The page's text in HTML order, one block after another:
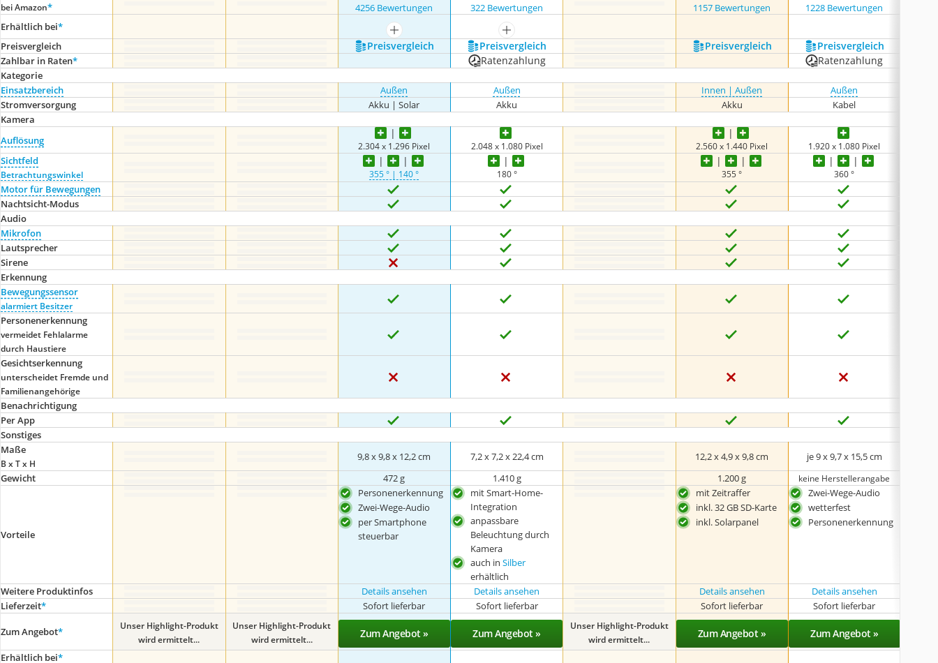
bei Amazon* 4256 Bewertungen 322 Bewertungen 1157 Bewertungen 1228 Bewertungen
Erhältlich bei*
mehr anzeigen
mehr anzeigen
Preis­vergleich
Preis­vergleich Preis­vergleich Preis­vergleich Preis­vergleich
Zahlbar in Raten* Ratenzahlung Ratenzahlung
Kategorie
Einsatzbereich
Außen Außen Innen | Außen
Außen
Stromversorgung
Akku | Solar Akku Akku
Kabel
Kamera
Auflösung
2.304 x 1.296 Pixel 2.048 x 1.080 Pixel 2.560 x 1.440 Pixel 1.920 x 1.080 Pixel
Sichtfeld
Betrachtungswinkel 355 ° | 140 ° 180 ° 355 ° 360 °
Motor für Bewegungen
Nachtsicht-Modus
Audio
Mikrofon
Lautsprecher
Sirene
Erkennung
Bewegungssensor
alarmiert Besitzer
Personenerkennung
vermeidet Fehlalarme
durch Haustiere
Gesichtserkennung
unterscheidet Fremde und
Familienangehörige
Benachrichtigung
Per App
Sonstiges
Maße
B x T x H
9,8 x 9,8 x 12,2 cm 7,2 x 7,2 x 22,4 cm 12,2 x 4,9 x 9,8 cm je 9 x 9,7 x 15,5 cm
Gewicht
472 g 1.410 g 1.200 g keine Herstellerangabe
Vorteile
Personenerkennung
Zwei-Wege-Audio
per Smartphone
steuerbar
mit Smart-Home-
Integration
anpassbare
Beleuchtung durch
Kamera
auch inSilber
erhältlich
mit Zeitraffer
inkl. 32 GB SD-Karte
inkl. Solarpanel
Zwei-Wege-Audio
wetterfest
Personenerkennung
Weitere Produktinfos Details ansehen Details ansehen Details ansehen Details ansehen
Lieferzeit* Sofort lieferbar Sofort lieferbar Sofort lieferbar Sofort lieferbar
Zum Angebot*
Unser Highlight-Produkt
wird ermittelt...
Unser Highlight-Produkt
wird ermittelt...
Zum Angebot » Zum Angebot »
Unser Highlight-Produkt
wird ermittelt...
Zum Angebot » Zum Angebot »
Erhältlich bei*